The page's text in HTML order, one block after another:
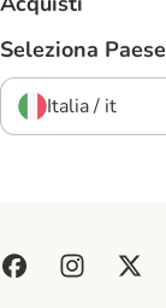
Seleziona Paese
Italia / it